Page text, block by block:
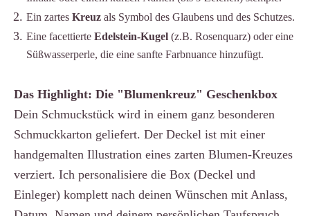
Ein zartes Kreuz als Symbol des Glaubens und des Schutzes.
Eine facettierte Edelstein-Kugel (z.B. Rosenquarz) oder eine
Süßwasserperle, die eine sanfte Farbnuance hinzufügt.
Das Highlight: Die "Blumenkreuz" Geschenkbox
Dein Schmuckstück wird in einem ganz besonderen
Schmuckkarton geliefert. Der Deckel ist mit einer
handgemalten Illustration eines zarten Blumen-Kreuzes
verziert. Ich personalisiere die Box (Deckel und
Einleger) komplett nach deinen Wünschen mit Anlass,